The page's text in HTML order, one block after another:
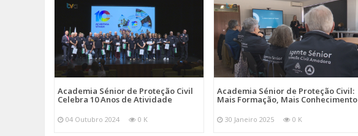
Academia Sénior de Proteção Civil
Celebra 10 Anos de Atividade
04 Outubro 2024 0 K
Academia Sénior de Proteção Civil:
Mais Formação, Mais Conhecimento
30 Janeiro 2025 0 K